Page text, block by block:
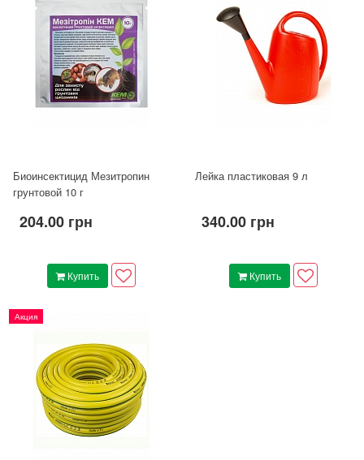
Биоинсектицид Мезитропин
грунтовой 10 г
204.00 грн
Купить
Лейка пластиковая 9 л
340.00 грн
Купить
Акция